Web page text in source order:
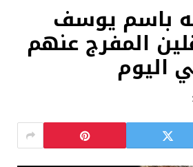
باسم يوسف
المفرج عنهم
اليوم